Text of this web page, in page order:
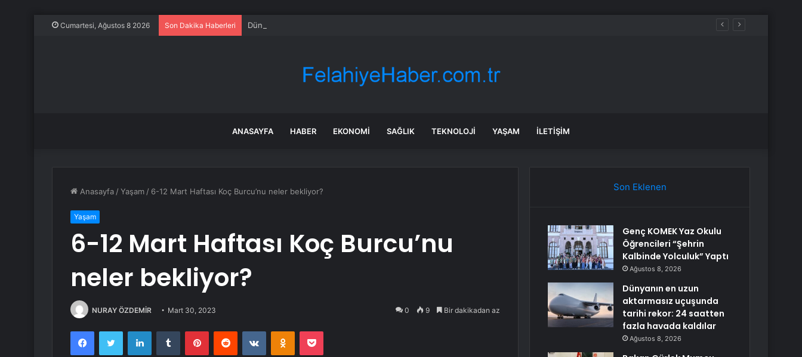
Cumartesi, Ağustos 8 2026 Son Dakika Haberleri Dünyanın en uzun aktarmasız uçuşunda tarihi rekor: 24 saatten fazla havada kaldılar
ANASAYFA HABER EKONOMI SAĞLIK TEKNOLOJI YAŞAM İLETIŞIM
Anasayfa /Yaşam / 6-12 Mart Haftası Koç Burcu’nu neler bekliyor?
Yaşam
6-12 Mart Haftası Koç Burcu’nu
neler bekliyor?
NURAY ÖZDEMİR Mart 30, 2023 0 9 Bir dakikadan az
FacebookTwitter LinkedInTumblr PinterestReddit VKontakteOdnoklassniki
Pocket
Son Eklenen
Genç KOMEK Yaz Okulu
Öğrencileri “Şehrin
Kalbinde Yolculuk” Yaptı
Ağustos 8, 2026
Dünyanın en uzun
aktarmasız uçuşunda
tarihi rekor: 24 saatten
fazla havada kaldılar
Ağustos 8, 2026